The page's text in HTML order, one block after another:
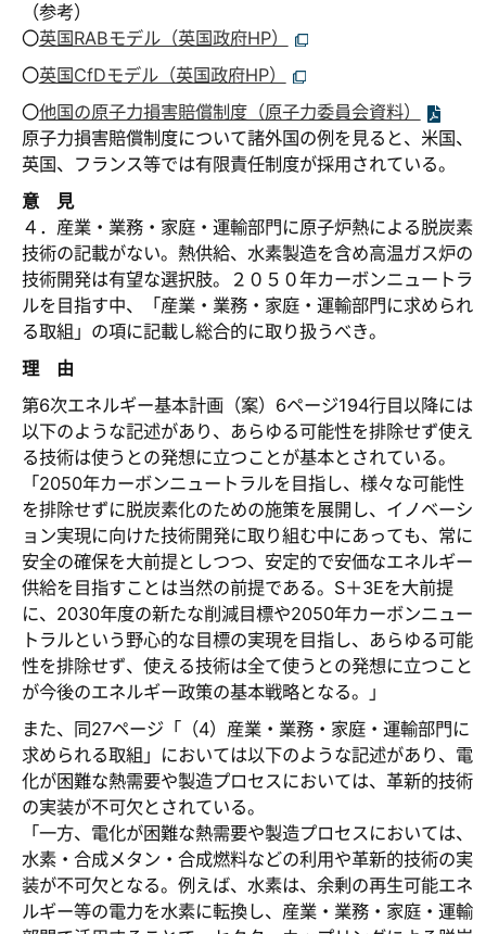
（参考）
〇英国RABモデル（英国政府HP）
〇英国CfDモデル（英国政府HP）
〇他国の原子力損害賠償制度（原子力委員会資料）
原子力損害賠償制度について諸外国の例を見ると、米国、
英国、フランス等では有限責任制度が採用されている。
意 見
４．産業・業務・家庭・運輸部門に原子炉熱による脱炭素
技術の記載がない。熱供給、水素製造を含め高温ガス炉の
技術開発は有望な選択肢。２０５０年カーボンニュートラ
ルを目指す中、「産業・業務・家庭・運輸部門に求められ
る取組」の項に記載し総合的に取り扱うべき。
理 由
第6次エネルギー基本計画（案）6ページ194行目以降には
以下のような記述があり、あらゆる可能性を排除せず使え
る技術は使うとの発想に立つことが基本とされている。
「2050年カーボンニュートラルを目指し、様々な可能性
を排除せずに脱炭素化のための施策を展開し、イノベーシ
ョン実現に向けた技術開発に取り組む中にあっても、常に
安全の確保を大前提としつつ、安定的で安価なエネルギー
供給を目指すことは当然の前提である。S＋3Eを大前提
に、2030年度の新たな削減目標や2050年カーボンニュー
トラルという野心的な目標の実現を目指し、あらゆる可能
性を排除せず、使える技術は全て使うとの発想に立つこと
が今後のエネルギー政策の基本戦略となる。」
また、同27ページ「（4）産業・業務・家庭・運輸部門に
求められる取組」においては以下のような記述があり、電
化が困難な熱需要や製造プロセスにおいては、革新的技術
の実装が不可欠とされている。
「一方、電化が困難な熱需要や製造プロセスにおいては、
水素・合成メタン・合成燃料などの利用や革新的技術の実
装が不可欠となる。例えば、水素は、余剰の再生可能エネ
ルギー等の電力を水素に転換し、産業・業務・家庭・運輸